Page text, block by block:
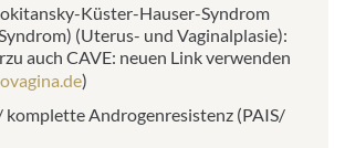
Küster-Hauser-Syndrom
(Uterus- und Vaginalplasie):
auch CAVE: neuen Link verwenden
)
komplette Androgenresistenz (PAIS/